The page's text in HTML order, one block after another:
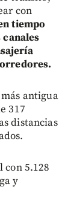
con
tiempo
canales
antigua
317
distancias
5.128
y